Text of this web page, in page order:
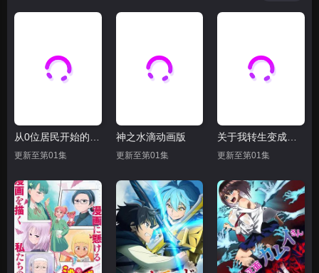
更新至第01集
神之水滴动画版
更新至第01集 更新至第01集